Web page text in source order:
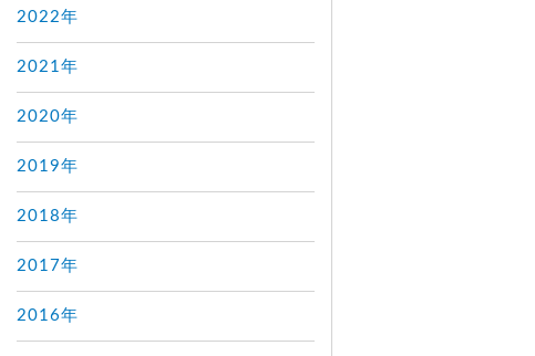
2022年
2021年
2020年
2019年
2018年
2017年
2016年